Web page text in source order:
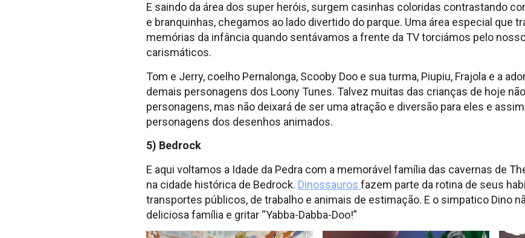
E saindo da área dos super heróis, surgem casinhas coloridas contrastando
e branquinhas, chegamos ao lado divertido do parque. Uma área especial que
memórias da infância quando sentávamos a frente da TV torciámos pelo
carismáticos.
Tom e Jerry, coelho Pernalonga, Scooby Doo e sua turma, Piupiu, Frajola e a
demais personagens dos Loony Tunes. Talvez muitas das crianças de hoje
personagens, mas não deixará de ser uma atração e diversão para eles e
personagens dos desenhos animados.
5) Bedrock
E aqui voltamos a Idade da Pedra com a memorável família das cavernas de
na cidade histórica de Bedrock. Dinossauros fazem parte da rotina de seus
transportes públicos, de trabalho e animais de estimação. E o simpatico Dino
deliciosa família e gritar “Yabba-Dabba-Doo!”